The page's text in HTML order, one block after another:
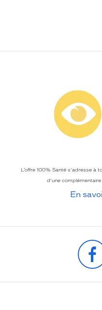
L’offre 100% Santé s’adresse à
d’une
En
SUR